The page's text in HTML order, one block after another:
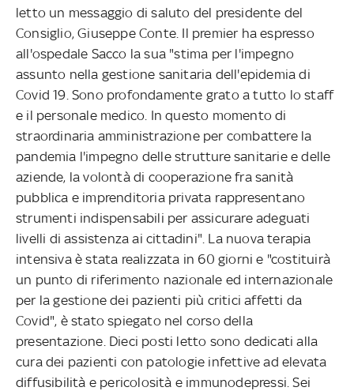
letto un messaggio di saluto del presidente del
Consiglio, Giuseppe Conte. Il premier ha espresso
all'ospedale Sacco la sua "stima per l'impegno
assunto nella gestione sanitaria dell'epidemia di
Covid 19. Sono profondamente grato a tutto lo staff
e il personale medico. In questo momento di
straordinaria amministrazione per combattere la
pandemia l'impegno delle strutture sanitarie e delle
aziende, la volontà di cooperazione fra sanità
pubblica e imprenditoria privata rappresentano
strumenti indispensabili per assicurare adeguati
livelli di assistenza ai cittadini". La nuova terapia
intensiva è stata realizzata in 60 giorni e "costituirà
un punto di riferimento nazionale ed internazionale
per la gestione dei pazienti più critici affetti da
Covid", è stato spiegato nel corso della
presentazione. Dieci posti letto sono dedicati alla
cura dei pazienti con patologie infettive ad elevata
diffusibilità e pericolosità e immunodepressi. Sei